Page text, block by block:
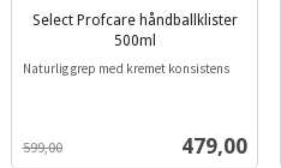
Select Profcare håndballklister
500ml
Tilbud
479,00
599,00
inkl.
Naturlig grep med kremet konsistens